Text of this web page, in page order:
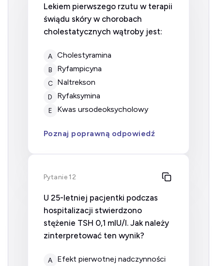
Lekiem pierwszego rzutu w terapii
świądu skóry w chorobach
cholestatycznych wątroby jest:
A cholestyramina
B ryfampicyna
C naltrekson
D ryfaksymina
E kwas ursodeoksycholowy
Poznaj poprawną odpowiedź
Pytanie 12
U 25-letniej pacjentki podczas
hospitalizacji stwierdzono
stężenie TSH 0,1 mIU/l. Jak należy
zinterpretować ten wynik?
A
efekt pierwotnej nadczynności